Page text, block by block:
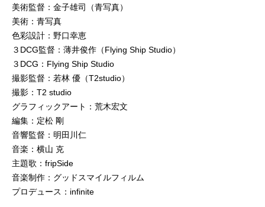
美術監督：金子雄司（青写真）
美術：青写真
色彩設計：野口幸恵
３DCG監督：薄井俊作（Flying Ship Studio）
３DCG：Flying Ship Studio
撮影監督：若林 優（T2studio）
撮影：T2 studio
グラフィックアート：荒木宏文
編集：定松 剛
音響監督：明田川仁
音楽：横山 克
主題歌：fripSide
音楽制作：グッドスマイルフィルム
プロデュース：infinite